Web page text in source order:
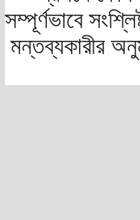
সম্পূর্ণভাবে
মন্তব্যকারীর